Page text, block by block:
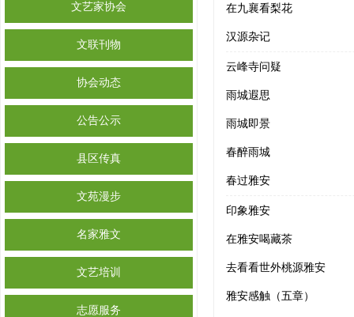
文艺家协会
文联刊物
协会动态
公告公示
县区传真
文苑漫步
名家雅文
文艺培训
志愿服务
在九襄看梨花
汉源杂记
云峰寺问疑
雨城遐思
雨城即景
春醉雨城
春过雅安
印象雅安
在雅安喝藏茶
去看看世外桃源雅安
雅安感触（五章）